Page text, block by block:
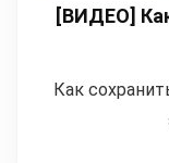
[ВИДЕО]
Как